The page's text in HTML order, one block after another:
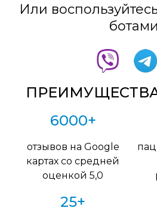
Или
ботами
ПРЕИМУЩЕСТВА
6000+
отзывов на Google
картах со средней
оценкой 5,0
25+